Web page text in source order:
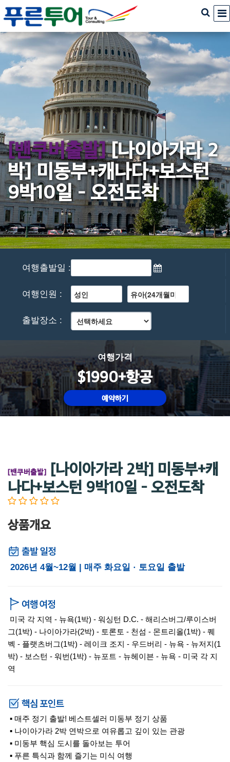
[밴쿠버출발][나이아가라 2
박] 미동부+캐나다+보스턴
9박10일 - 오전도착
여행출발일 :
여행인원 :
출발장소 :
여행가격
$1990+항공
예약하기
[밴쿠버출발] [나이아가라 2박] 미동부+캐
나다+보스턴 9박10일 - 오전도착
상품개요
2026년 4월~12월 | 매주 화요일 · 토요일 출발
미국 각 지역 - 뉴욕(1박) - 워싱턴 D.C. - 해리스버그/루이스버
그(1박) - 나이아가라(2박) - 토론토 - 천섬 - 몬트리올(1박) - 퀘
벡 - 플랫츠버그(1박) - 레이크 조지 - 우드버리 - 뉴욕 - 뉴저지(1
박) - 보스턴 - 워번(1박) - 뉴포트 - 뉴헤이븐 - 뉴욕 - 미국 각 지
역
▪ 매주 정기 출발! 베스트셀러 미동부 정기 상품
▪ 나이아가라 2박 연박으로 여유롭고 깊이 있는 관광
▪ 미동부 핵심 도시를 돌아보는 투어
▪ 푸른 특식과 함께 즐기는 미식 여행